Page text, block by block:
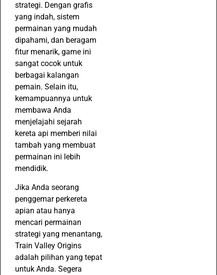
strategi. Dengan grafis
yang indah, sistem
permainan yang mudah
dipahami, dan beragam
fitur menarik, game ini
sangat cocok untuk
berbagai kalangan
pemain. Selain itu,
kemampuannya untuk
membawa Anda
menjelajahi sejarah
kereta api memberi nilai
tambah yang membuat
permainan ini lebih
mendidik.
Jika Anda seorang
penggemar perkereta
apian atau hanya
mencari permainan
strategi yang menantang,
Train Valley Origins
adalah pilihan yang tepat
untuk Anda. Segera